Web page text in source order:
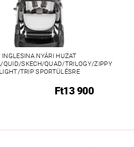
INGLESINA NYÁRI HUZAT
QUID/SKECH/QUAD/TRILOGY/ZIPPY
LIGHT/TRIP SPORTÜLÉSRE
Ft13 900